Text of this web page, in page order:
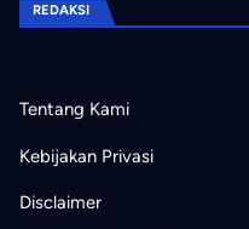
REDAKSI
Tentang Kami
Kebijakan Privasi
Disclaimer